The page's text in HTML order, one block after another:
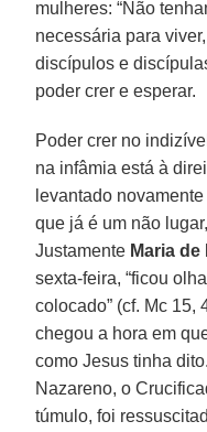
mulheres: “Não
necessária para
discípulos e
poder crer e esperar.
Poder crer no
na infâmia está à
levantado
que já é um não
Justamente Maria de
sexta-feira, “ficou
colocado” (cf. Mc 15,
chegou a hora em
como Jesus tinha
Nazareno, o
túmulo, foi